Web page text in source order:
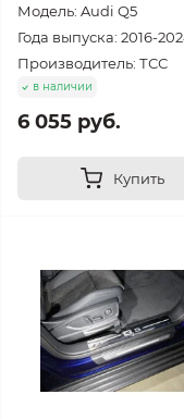
Модель: Audi Q5
Года выпуска: 2016-
Производитель: ТСС
в наличии
6 055 руб.
Купить